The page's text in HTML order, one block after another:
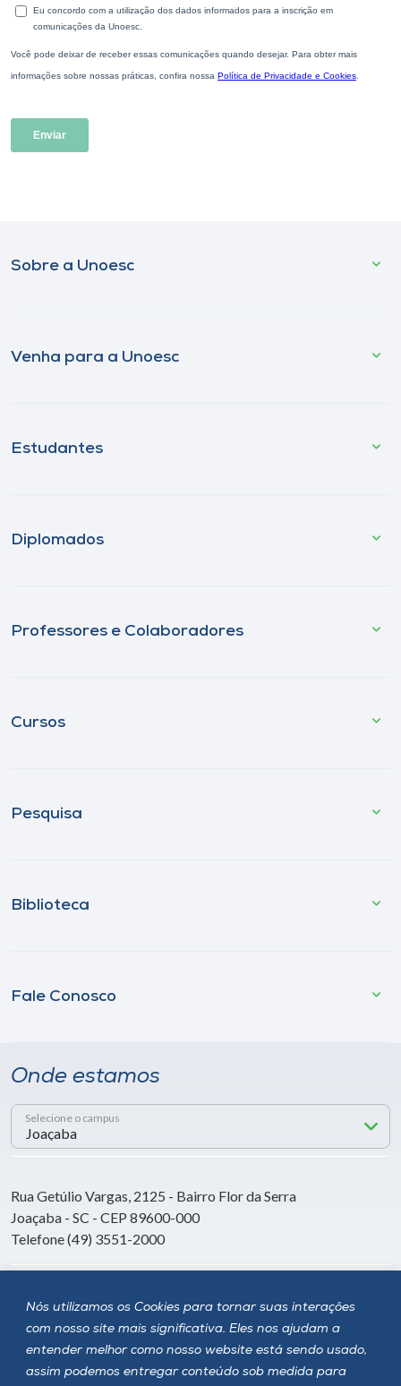
Nós utilizamos os Cookies para tornar suas interações
com nosso site mais significativa. Eles nos ajudam a
entender melhor como nosso website está sendo usado,
assim podemos entregar conteúdo sob medida para
Sobre a Unoesc
Venha para a Unoesc
Estudantes
Diplomados
Professores e Colaboradores
Cursos
Pesquisa
Biblioteca
Fale Conosco
Onde estamos
Selecione o campus
Rua Getúlio Vargas, 2125 - Bairro Flor da Serra
Joaçaba - SC - CEP 89600-000
Telefone (49) 3551-2000
Siga a Unoesc